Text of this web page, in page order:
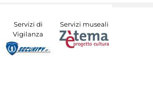
Servizi di
Vigilanza
Servizi museali